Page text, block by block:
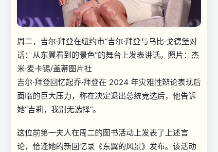
周二，吉尔·拜登在纽约市“吉尔·拜登与乌比·戈德堡对
话：从东翼看到的景色”的舞台上发表讲话。 照片：杰
米·麦卡锡/盖蒂图片社
吉尔·拜登回忆起乔·拜登在 2024 年灾难性辩论表现后
面临的巨大压力，称在决定退出总统竞选后，他告诉
她“吉莉，我别无选择”。
这位前第一夫人在周二的图书活动上发表了上述言
论，恰逢她的新回忆录《东翼的风景》发布。该活动